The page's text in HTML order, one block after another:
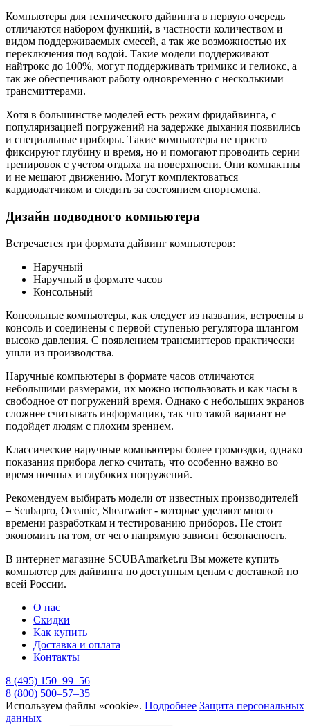
Компьютеры для технического дайвинга в первую очередь
отличаются набором функций, в частности количеством и
видом поддерживаемых смесей, а так же возможностью их
переключения под водой. Такие модели поддерживают
найтрокс до 100%, могут поддерживать тримикс и гелиокс, а
так же обеспечивают работу одновременно с несколькими
трансмиттерами.
Хотя в большинстве моделей есть режим фридайвинга, с
популяризацией погружений на задержке дыхания появились
и специальные приборы. Такие компьютеры не просто
фиксируют глубину и время, но и помогают проводить серии
тренировок с учетом отдыха на поверхности. Они компактны
и не мешают движению. Могут комплектоваться
кардиодатчиком и следить за состоянием спортсмена.
Дизайн подводного компьютера
Встречается три формата дайвинг компьютеров:
Наручный
Наручный в формате часов
Консольный
Консольные компьютеры, как следует из названия, встроены в
консоль и соединены с первой ступенью регулятора шлангом
высоко давления. С появлением трансмиттеров практически
ушли из производства.
Наручные компьютеры в формате часов отличаются
небольшими размерами, их можно использовать и как часы в
свободное от погружений время. Однако с небольших экранов
сложнее считывать информацию, так что такой вариант не
подойдет людям с плохим зрением.
Классические наручные компьютеры более громоздки, однако
показания прибора легко считать, что особенно важно во
время ночных и глубоких погружений.
Рекомендуем выбирать модели от известных производителей
– Scubapro, Oceanic, Shearwater - которые уделяют много
времени разработкам и тестированию приборов. Не стоит
экономить на том, от чего напрямую зависит безопасность.
В интернет магазине SCUBAmarket.ru Вы можете купить
компьютер для дайвинга по доступным ценам с доставкой по
всей России.
О нас
Скидки
Как купить
Доставка и оплата
Контакты
8 (495) 150–99–56
8 (800) 500–57–35
Используем файлы «cookie». Подробнее Защита персональных
данных